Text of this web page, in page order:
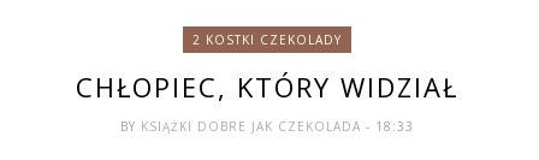
2 KOSTKI CZEKOLADY
CHŁOPIEC, KTÓRY WIDZIAŁ
BY KSIĄŻKI DOBRE JAK CZEKOLADA - 18:33